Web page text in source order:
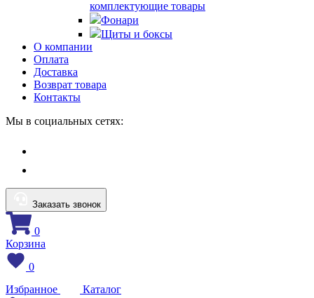
комплектующие товары
Фонари
Щиты и боксы
О компании
Оплата
Доставка
Возврат товара
Контакты
Мы в социальных сетях:
Заказать звонок
0
Корзина
0
Избранное
Каталог